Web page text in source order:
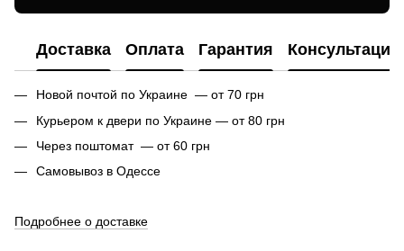
Доставка Оплата Гарантия Консультация
Новой почтой по Украине — от 70 грн
Курьером к двери по Украине — от 80 грн
Через поштомат — от 60 грн
Самовывоз в Одессе
Подробнее о доставке